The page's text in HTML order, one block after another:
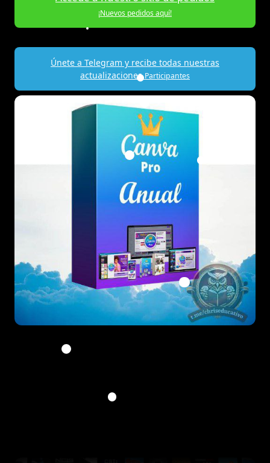
¡Nuevos pedidos aquí!
Únete a Telegram y recibe todas nuestras
actualizacionesParticipantes